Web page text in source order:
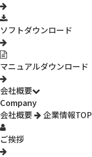
ソフトダウンロード
マニュアルダウンロード
会社概要
Company
会社概要
企業情報TOP
ご挨拶